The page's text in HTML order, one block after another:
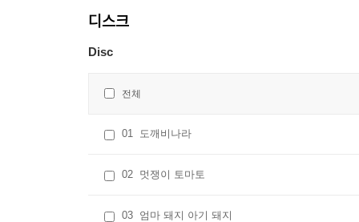
디스크
Disc
전체
01 도깨비나라
02 멋쟁이 토마토
03 엄마 돼지 아기 돼지